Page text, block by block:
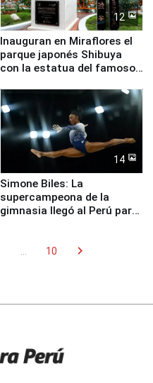
12
Inauguran en Miraflores el
parque japonés Shibuya
con la estatua del famoso
14
Simone Biles: La
supercampeona de la
gimnasia llegó al Perú para
10 chevron_right